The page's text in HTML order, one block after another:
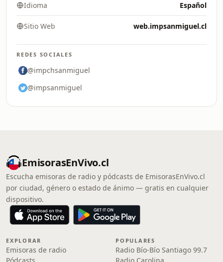
Idioma Español
Sitio Web web.impsanmiguel.cl
REDES SOCIALES
@impchsanmiguel
@impsanmiguel
EmisorasEnVivo.cl
Escucha emisoras de radio y pódcasts de EmisorasEnVivo.cl
por ciudad, género o estado de ánimo — gratis en cualquier
dispositivo.
EXPLORAR
Emisoras de radio
POPULARES
Radio Bío-Bío Santiago 99.7